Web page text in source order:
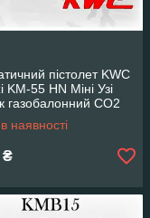
пістолет KWC
KM-55 HN Міні Узі
газобалонний CO2
наявності
₴